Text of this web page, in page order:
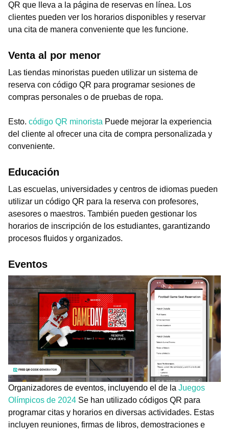
QR que lleva a la página de reservas en línea. Los
clientes pueden ver los horarios disponibles y reservar
una cita de manera conveniente que les funcione.
Venta al por menor
Las tiendas minoristas pueden utilizar un sistema de
reserva con código QR para programar sesiones de
compras personales o de pruebas de ropa.
Esto. código QR minorista Puede mejorar la experiencia
del cliente al ofrecer una cita de compra personalizada y
conveniente.
Educación
Las escuelas, universidades y centros de idiomas pueden
utilizar un código QR para la reserva con profesores,
asesores o maestros. También pueden gestionar los
horarios de inscripción de los estudiantes, garantizando
procesos fluidos y organizados.
Eventos
Organizadores de eventos, incluyendo el de la Juegos
Olímpicos de 2024 Se han utilizado códigos QR para
programar citas y horarios en diversas actividades. Estas
incluyen reuniones, firmas de libros, demostraciones e